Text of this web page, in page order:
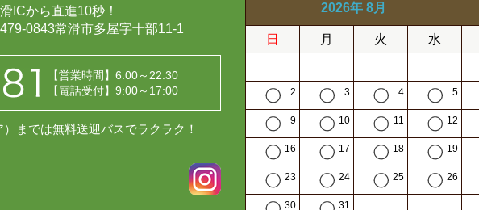
ICから直進10秒！
0843常滑市多屋字十部11-1
【営業時間】6:00～22:30
【電話受付】9:00～17:00
までは無料送迎バスでラクラク！
2026年 8月
日 月 火 水
2 3 4 5
9 10 11 12
16 17 18 19
23 24 25 26
30 31